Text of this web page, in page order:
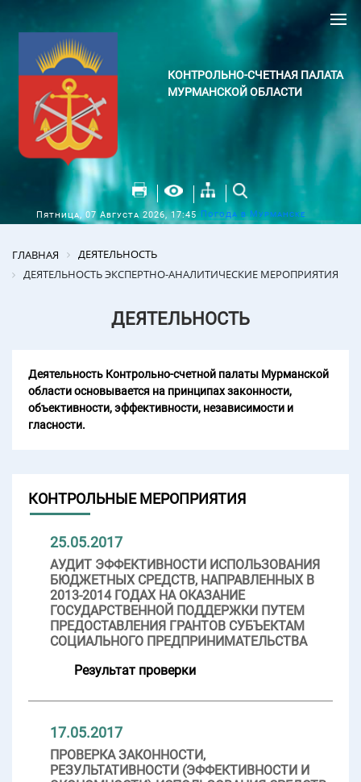
КОНТРОЛЬНО-СЧЕТНАЯ ПАЛАТА
МУРМАНСКОЙ ОБЛАСТИ
Пятница, 07 Августа 2026, 17:45 Погода в Мурманске
ГЛАВНАЯ
ДЕЯТЕЛЬНОСТЬ
ДЕЯТЕЛЬНОСТЬ ЭКСПЕРТНО-АНАЛИТИЧЕСКИЕ МЕРОПРИЯТИЯ
ДЕЯТЕЛЬНОСТЬ
Деятельность Контрольно-счетной палаты Мурманской
области основывается на принципах законности,
объективности, эффективности, независимости и
гласности.
КОНТРОЛЬНЫЕ МЕРОПРИЯТИЯ
25.05.2017
АУДИТ ЭФФЕКТИВНОСТИ ИСПОЛЬЗОВАНИЯ
БЮДЖЕТНЫХ СРЕДСТВ, НАПРАВЛЕННЫХ В
2013-2014 ГОДАХ НА ОКАЗАНИЕ
ГОСУДАРСТВЕННОЙ ПОДДЕРЖКИ ПУТЕМ
ПРЕДОСТАВЛЕНИЯ ГРАНТОВ СУБЪЕКТАМ
СОЦИАЛЬНОГО ПРЕДПРИНИМАТЕЛЬСТВА
Результат проверки
17.05.2017
ПРОВЕРКА ЗАКОННОСТИ,
РЕЗУЛЬТАТИВНОСТИ (ЭФФЕКТИВНОСТИ И